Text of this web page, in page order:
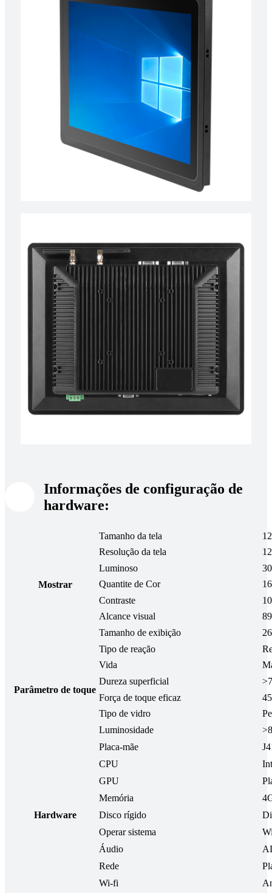
Informações de configuração de
hardware:
Mostrar
Tamanho da tela
Resolução da tela
Luminoso
Quantite de Cor
Contraste
Alcance visual
Tamanho de exibição
Parâmetro de toque
Tipo de reação
Vida
Dureza superficial
Força de toque eficaz
Tipo de vidro
Luminosidade
Hardware
Placa-mãe
CPU
GPU
Memória
Disco rígido
Operar sistema
Áudio
Rede
Wi-fi